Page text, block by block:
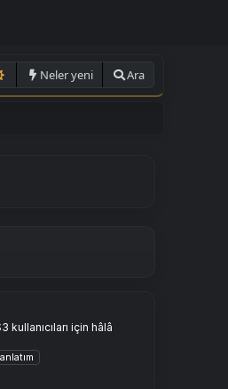
Neler yeni Ara
için hâlâ
anlatım